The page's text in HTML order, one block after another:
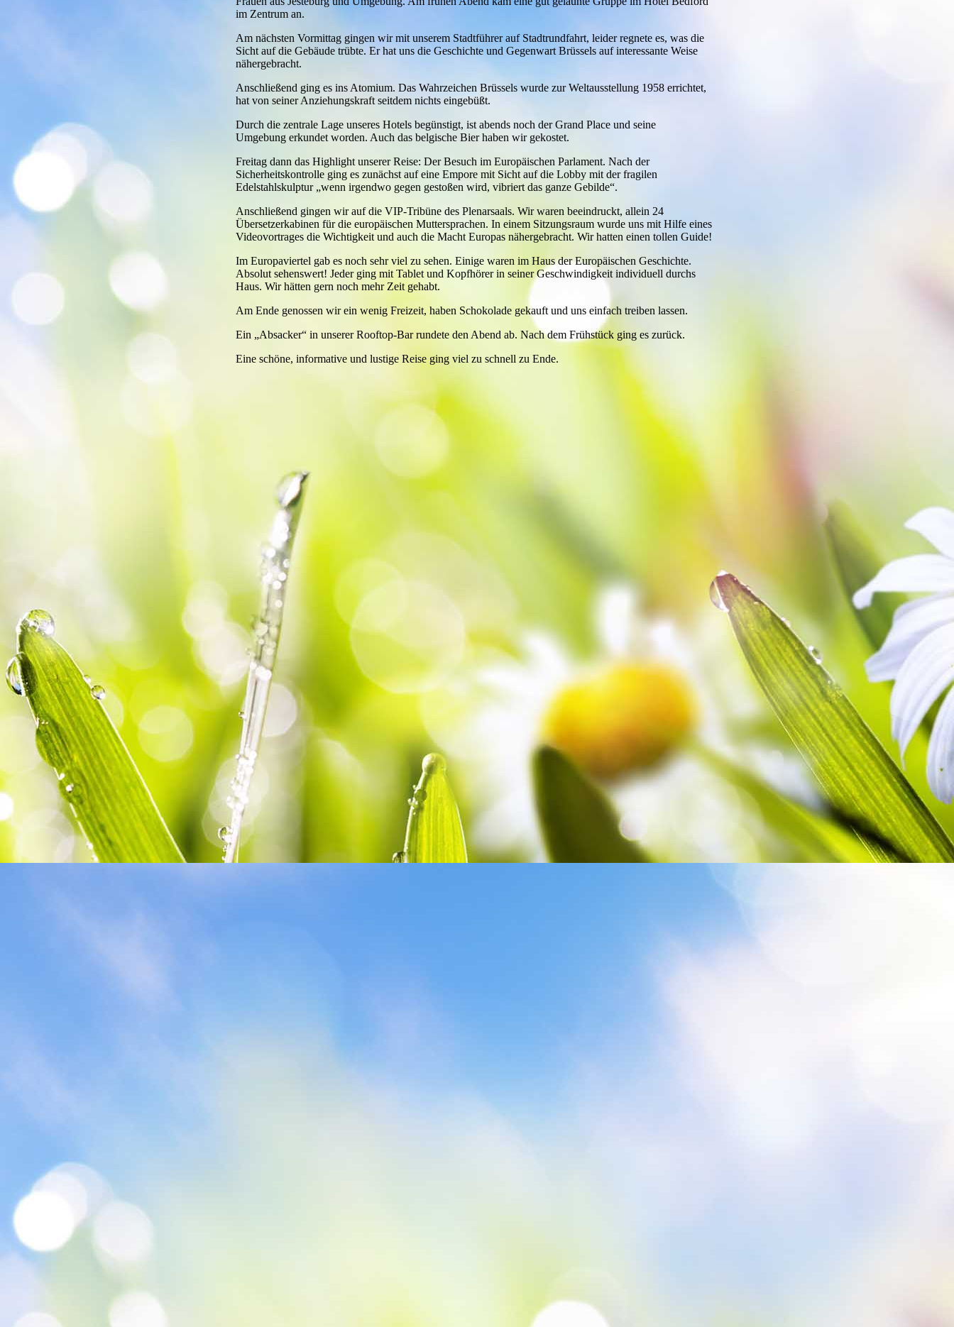
im Zentrum an.
Am nächsten Vormittag gingen wir mit unserem Stadtführer auf Stadtrundfahrt, leider regnete es, was die
Sicht auf die Gebäude trübte. Er hat uns die Geschichte und Gegenwart Brüssels auf interessante Weise
nähergebracht.
Anschließend ging es ins Atomium. Das Wahrzeichen Brüssels wurde zur Weltausstellung 1958 errichtet,
hat von seiner Anziehungskraft seitdem nichts eingebüßt.
Durch die zentrale Lage unseres Hotels begünstigt, ist abends noch der Grand Place und seine
Umgebung erkundet worden. Auch das belgische Bier haben wir gekostet.
Freitag dann das Highlight unserer Reise: Der Besuch im Europäischen Parlament. Nach der
Sicherheitskontrolle ging es zunächst auf eine Empore mit Sicht auf die Lobby mit der fragilen
Edelstahlskulptur „wenn irgendwo gegen gestoßen wird, vibriert das ganze Gebilde“.
Anschließend gingen wir auf die VIP-Tribüne des Plenarsaals. Wir waren beeindruckt, allein 24
Übersetzerkabinen für die europäischen Muttersprachen. In einem Sitzungsraum wurde uns mit Hilfe eines
Videovortrages die Wichtigkeit und auch die Macht Europas nähergebracht. Wir hatten einen tollen Guide!
Im Europaviertel gab es noch sehr viel zu sehen. Einige waren im Haus der Europäischen Geschichte.
Absolut sehenswert! Jeder ging mit Tablet und Kopfhörer in seiner Geschwindigkeit individuell durchs
Haus. Wir hätten gern noch mehr Zeit gehabt.
Am Ende genossen wir ein wenig Freizeit, haben Schokolade gekauft und uns einfach treiben lassen.
Ein „Absacker“ in unserer Rooftop-Bar rundete den Abend ab. Nach dem Frühstück ging es zurück.
Eine schöne, informative und lustige Reise ging viel zu schnell zu Ende.